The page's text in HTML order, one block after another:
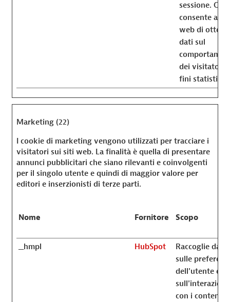
sessione. Ciò
consente al
web di
dati sul
dei visitatori a
fini statistici.
Marketing (22)
I cookie di marketing vengono utilizzati per tracciare i
visitatori sui siti web. La finalità è quella di presentare
annunci pubblicitari che siano rilevanti e coinvolgenti
per il singolo utente e quindi di maggior valore per
editori e inserzionisti di terze parti.
Nome Fornitore Scopo
__hmpl HubSpot
Raccoglie dati
sulle
dell'utente e /
sull'interazione
con i contenuti